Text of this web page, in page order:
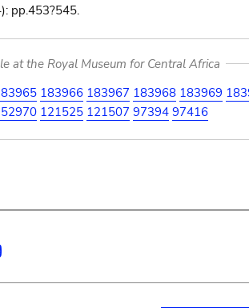
pp.453?545.
at the Royal Museum for Central Africa
183966 183967 183968 183969
121525 121507 97394 97416